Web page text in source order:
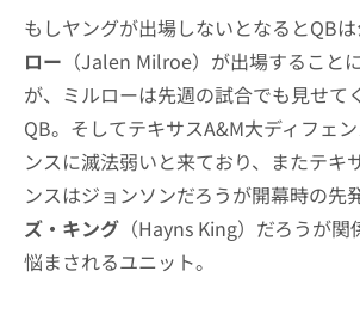
もしヤングが出場しないとなるとQBは
ロー （Jalen Milroe）が出場すること
が、ミルローは先週の試合でも見せて
QB。そしてテキサスA&M大ディフェ
ンスに滅法弱いと来ており、またテキ
ンスはジョンソンだろうが開幕時の先
ズ・キング （Hayns King）だろうが
悩まされるユニット。